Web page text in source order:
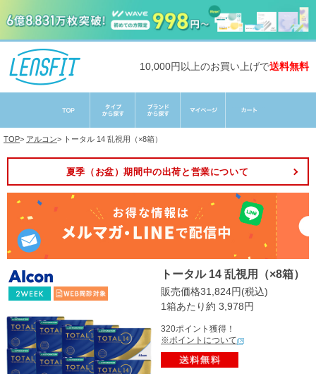
10,000円以上のお買い上げで送料無料
TOP> アルコン> トータル 14 乱視用（×8箱）
夏季（お盆）期間中の出荷と営業について
トータル 14 乱視用（×8箱）
販売価格31,824円(税込)
1箱あたり約 3,978円
320ポイント獲得！
※ポイントについて